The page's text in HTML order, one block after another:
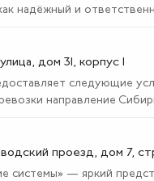
надёжный и
дом 31, корпус 1
следующие
направление
проезд, дом 7,
системы» — яркий